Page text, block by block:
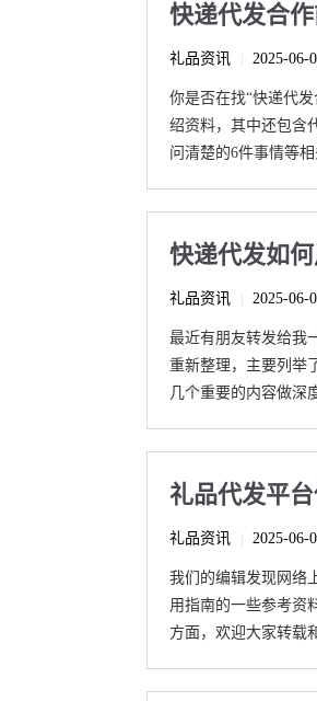
快递代发合
礼品资讯 2025-06-
你是否在找“快递代
绍资料，其中还包含
问清楚的6件事情等
快递代发如
礼品资讯 2025-06-
最近有朋友转发给我
重新整理，主要列举
几个重要的内容做深
礼品代发平
礼品资讯 2025-06-
我们的编辑发现网络
用指南的一些参考资
方面，欢迎大家转载